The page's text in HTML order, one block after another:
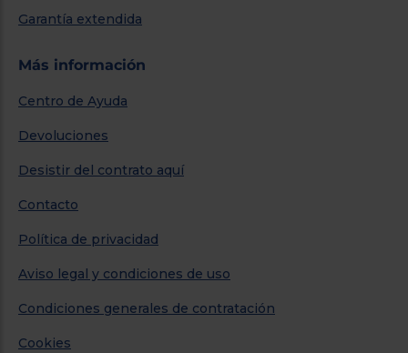
Garantía extendida
Más información
Centro de Ayuda
Devoluciones
Desistir del contrato aquí
Contacto
Política de privacidad
Aviso legal y condiciones de uso
Condiciones generales de contratación
Cookies